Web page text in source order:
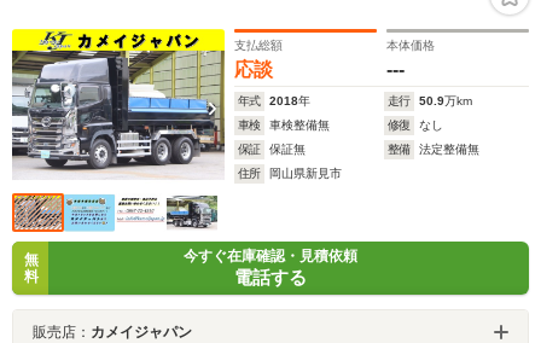
支払総額
応談
本体価格
---
年式 2018年 走行 50.9万km
車検
車検整備無 修復
なし
保証
保証無 整備
法定整備無
住所
岡山県新見市
無
料
今すぐ在庫確認・見積依頼
電話する
販売店： カメイジャパン